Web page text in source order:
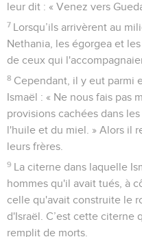
leur dit : « Venez vers
7 Lorsqu’ils arrivèrent au
Nethania, les égorgea et
de ceux qui
8 Cependant, il y eut parmi
Ismaël : « Ne nous fais pas
provisions cachées dans
l'huile et du miel. » Alors il
leurs frères.
9 La citerne dans laquelle
hommes qu'il avait tués, à
celle qu'avait construite le
d'Israël. C’est cette citerne
remplit de morts.